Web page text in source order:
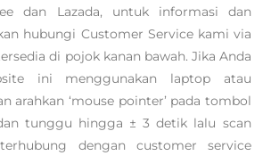
dan Lazada, untuk informasi dan
hubungi Customer Service kami via
di pojok kanan bawah. Jika Anda
ini menggunakan laptop atau
arahkan ‘mouse pointer’ pada tombol
tunggu hingga ± 3 detik lalu scan
dengan customer service